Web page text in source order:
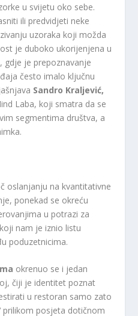
u svijetu oko sebe.
ili predvidjeti neke
uzoraka koji možda
je duboko ukorijenjena u
gdje je prepoznavanje
često imalo ključnu
Sandro Kraljević,
Laba, koji smatra da se
segmentima društva, a
oslanjanju na kvantitativne
ponekad se okreću
u potrazi za
nam je iznio listu
poduzetnicima.
okrenuo se i jedan
čiji je identitet poznat
u restoran samo zato
prilikom posjeta dotičnom